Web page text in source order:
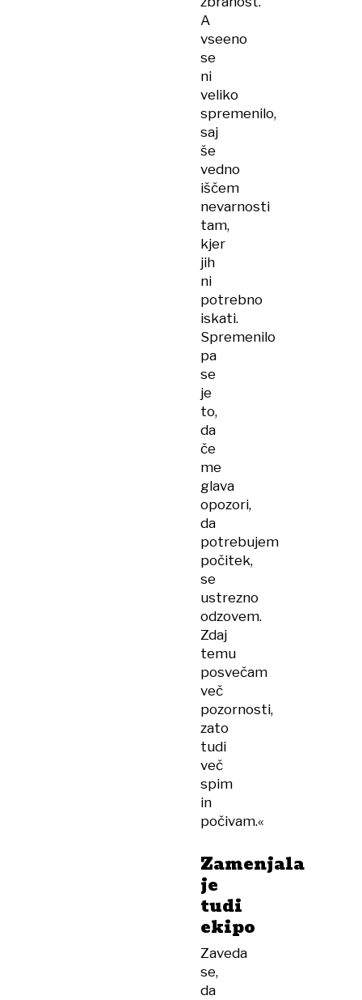
A
vseeno
se
ni
veliko
spremenilo,
saj
še
vedno
iščem
nevarnosti
tam,
kjer
jih
ni
potrebno
iskati.
Spremenilo
pa
se
je
to,
da
če
me
glava
opozori,
da
potrebujem
počitek,
se
ustrezno
odzovem.
Zdaj
temu
posvečam
več
pozornosti,
zato
tudi
več
spim
in
počivam.«
Zamenjala
je
tudi
ekipo
Zaveda
se,
da